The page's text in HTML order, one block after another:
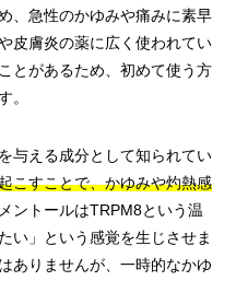
、急性のかゆみや痛みに素早
皮膚炎の薬に広く使われてい
とがあるため、初めて使う方
。
与える成分として知られてい
こすことで、かゆみや灼熱感
ントールはTRPM8という温
い」という感覚を生じさせま
ありませんが、一時的なかゆ